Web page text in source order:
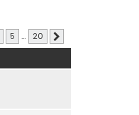
5 … 20